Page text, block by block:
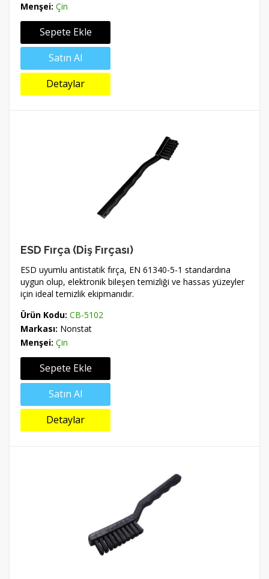
Menşei: Çin
Sepete Ekle
Satın Al
Detaylar
ESD Fırça (Diş Fırçası)
ESD uyumlu antistatik fırça, EN 61340-5-1 standardına
uygun olup, elektronik bileşen temizliği ve hassas yüzeyler
için ideal temizlik ekipmanıdır.
Ürün Kodu: CB-5102
Markası: Nonstat
Menşei: Çin
Sepete Ekle
Satın Al
Detaylar